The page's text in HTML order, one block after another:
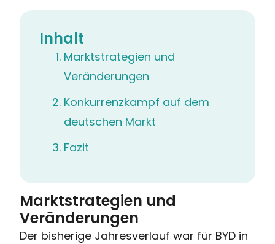
Inhalt
Marktstrategien und
Veränderungen
Konkurrenzkampf auf dem
deutschen Markt
Fazit
Marktstrategien und
Veränderungen
Der bisherige Jahresverlauf war für BYD in